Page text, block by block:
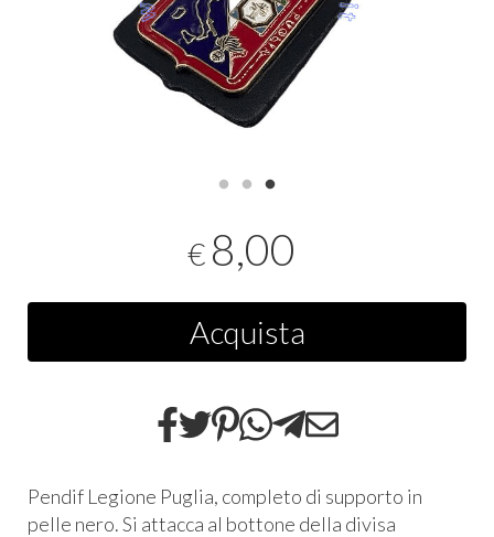
€ 8,00
Acquista
Pendif Legione Puglia, completo di supporto in
pelle nero. Si attacca al bottone della divisa